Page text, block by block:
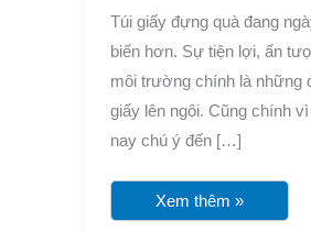
Túi giấy đựng quà đang
biến hơn. Sự tiện lợi, ấn
môi trường chính là những
giấy lên ngôi. Cũng chính
nay chú ý đến […]
Xem thêm »